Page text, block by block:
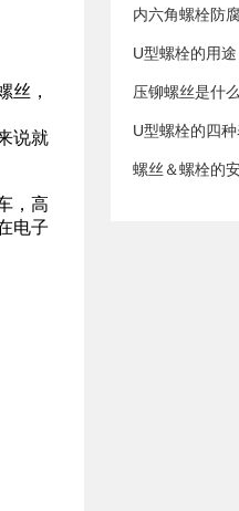
丝，
说就
，高
电子
内六角螺栓防
U型螺栓的用途
压铆螺丝是什
U型螺栓的四
螺丝＆螺栓的